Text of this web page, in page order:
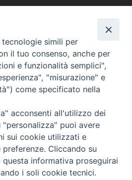
sociali
Molfetta (BA)
simili per
il tuo consenso, anche per
e funzionalità semplici",
"misurazione" e
come specificato nella
acconsenti all'utilizzo dei
puoi avere
sui cookie utilizzati e
Cliccando su
informativa proseguirai
i soli cookie tecnici.